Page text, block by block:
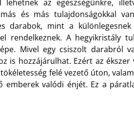
lehetnek az egészségünkre,
és más tulajdonságokkal
darabok, mint a
rendelkeznek. A hegyikristály
Mivel egy csiszolt darabról
is hozzájárulhat. Ezért az
felé vezető úton,
emberek valódi énjét. Ez a